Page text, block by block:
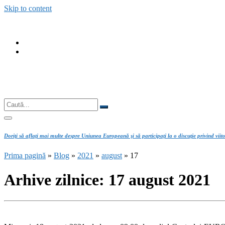
Skip to content
Căutare
Caută...
Doriţi să aflaţi mai multe despre Uniunea Europeană şi să participaţi la o discuţie privind
Prima pagină » Blog » 2021 » august » 17
Arhive zilnice: 17 august 2021